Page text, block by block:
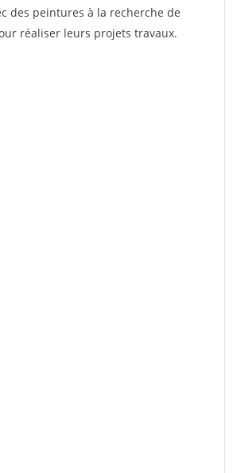
des peintures à la recherche de
réaliser leurs projets travaux.